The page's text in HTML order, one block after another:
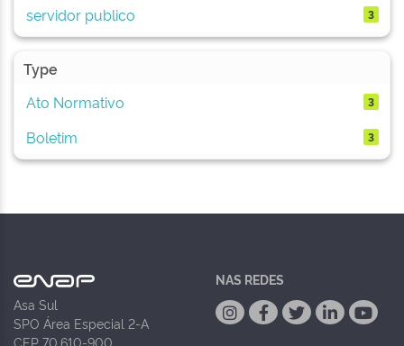
servidor publico 3
Type
Ato Normativo
3
Boletim 3
Asa Sul
SPO Área Especial 2-A
CEP 70.610-900
NAS REDES